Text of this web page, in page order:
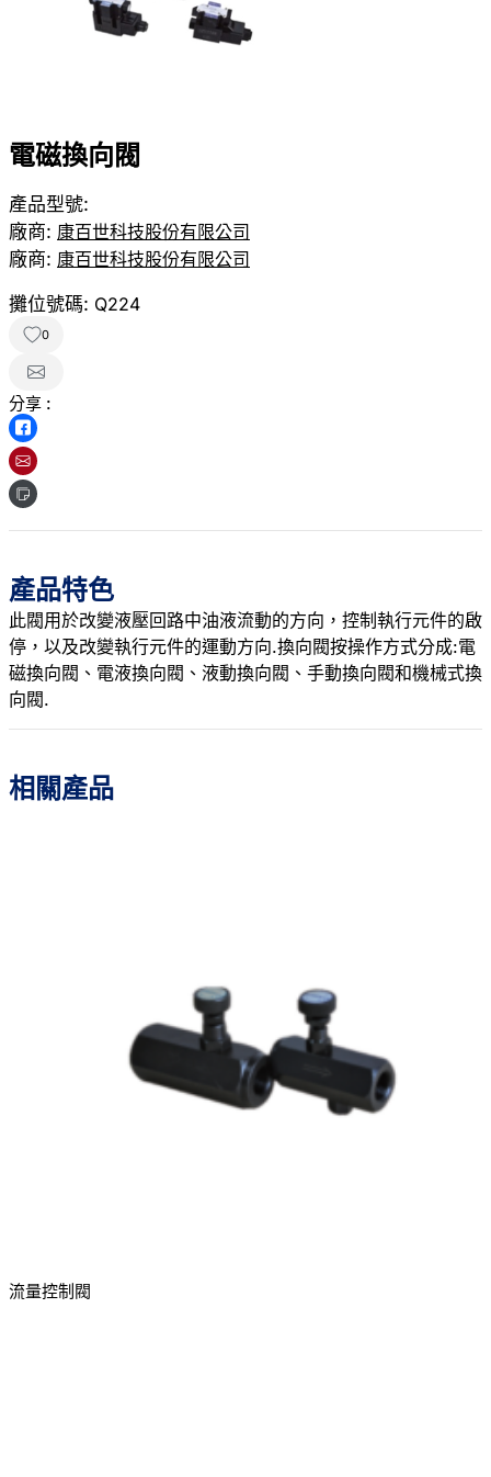
電磁換向閥
產品型號:
廠商: 康百世科技股份有限公司
廠商: 康百世科技股份有限公司
攤位號碼: Q224
0
分享 :
產品特色
此閥用於改變液壓回路中油液流動的方向，控制執行元件的啟
停，以及改變執行元件的運動方向.換向閥按操作方式分成:電
磁換向閥、電液換向閥、液動換向閥、手動換向閥和機械式換
向閥.
相關產品
流量控制閥